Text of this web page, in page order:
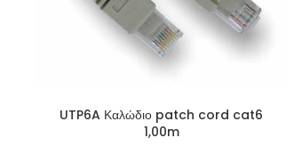
UTP6A Καλώδιο patch cord cat6
1,00m